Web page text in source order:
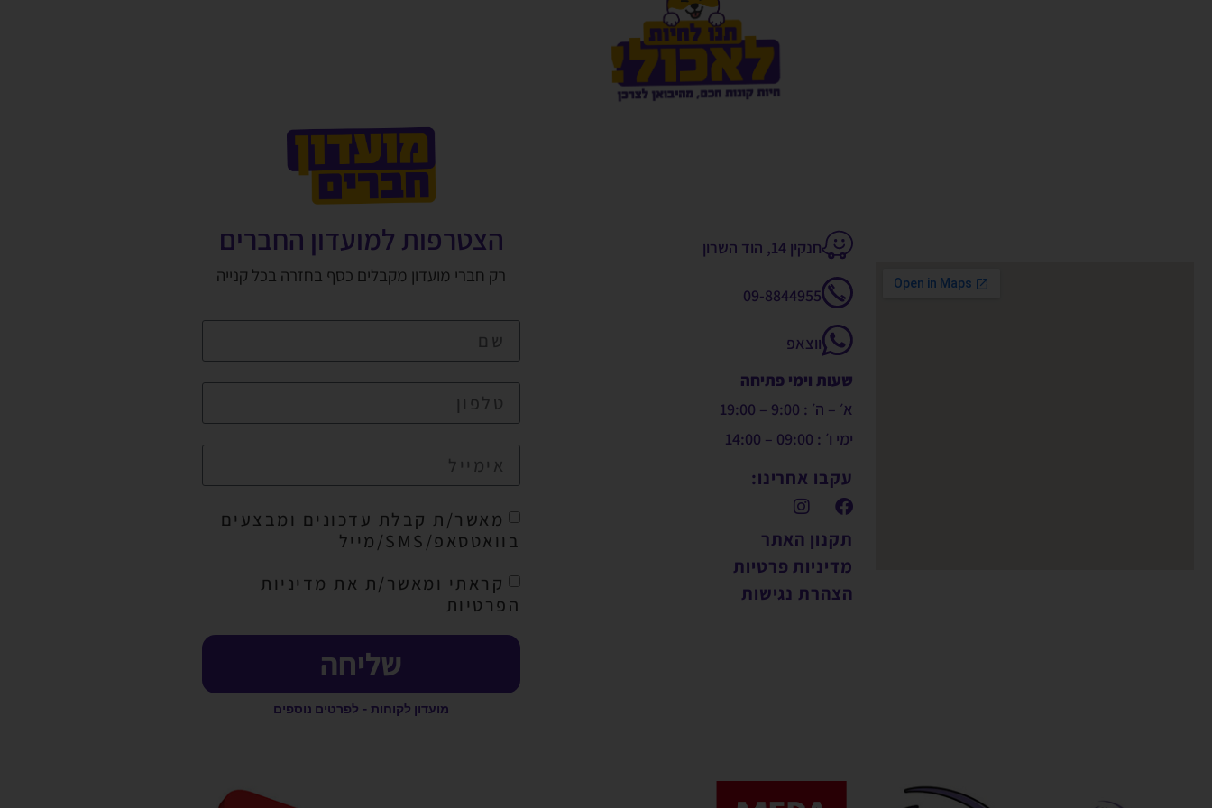
חנקין 14, הוד השרון
09-8844955
ווצאפ
שעות וימי פתיחה
א׳ – ה׳ : 9:00 – 19:00
ימי ו׳ : 09:00 – 14:00
עקבו אחרינו:
תקנון האתר
מדיניות פרטיות
הצהרת נגישות
הצטרפות למועדון החברים
רק חברי מועדון מקבלים כסף בחזרה בכל קנייה
מאשר/ת קבלת עדכונים ומבצעים
בוואטסאפ/SMS/מייל
קראתי ומאשר/ת את מדיניות
הפרטיות
שליחה
מועדון לקוחות - לפרטים נוספים